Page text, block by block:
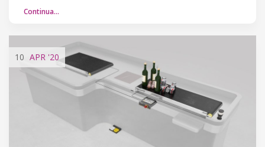
Continua…
10 APR '20